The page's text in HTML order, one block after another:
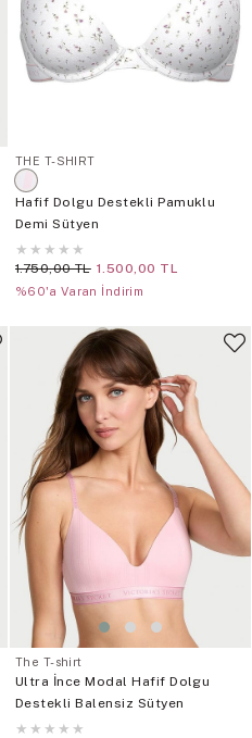
THE T-SHIRT
Hafif Dolgu Destekli Pamuklu
Demi Sütyen
★ ★ ★ ★ ★
1.750,00 TL 1.500,00 TL
%60'a Varan İndirim
The T-shirt
Ultra İnce Modal Hafif Dolgu
Destekli Balensiz Sütyen
★ ★ ★ ★ ★